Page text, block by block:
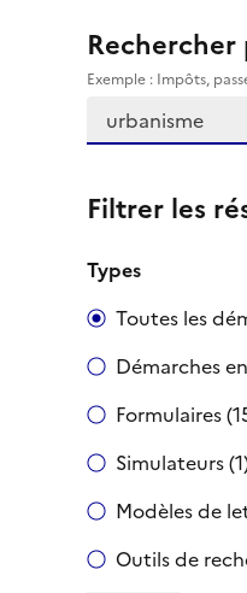
Rechercher
Exemple : Impôts,
Filtrer les
Types
Toutes les
Démarches
Formulaires
Simulateurs
Modèles de
Outils de